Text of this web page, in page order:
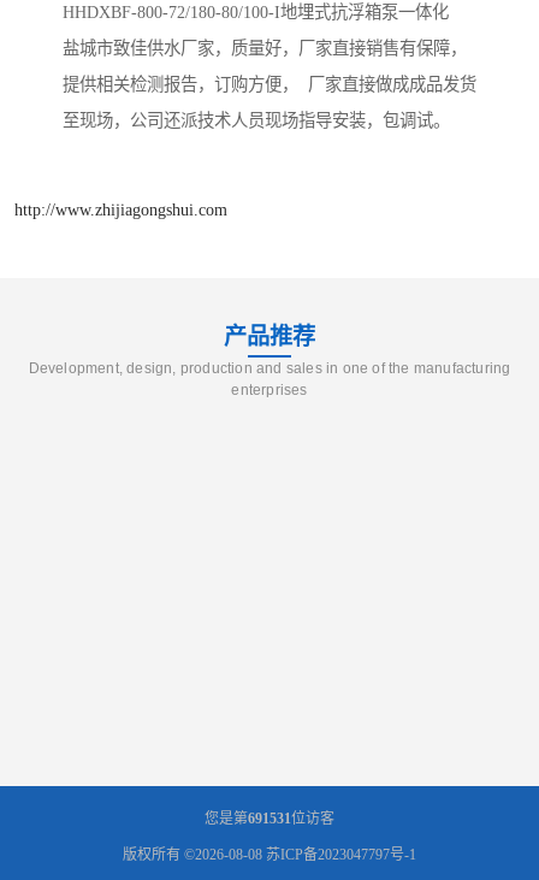
HHDXBF-800-72/180-80/100-I地埋式抗浮箱泵一体化
盐城市致佳供水厂家，质量好，厂家直接销售有保障，
提供相关检测报告，订购方便， 厂家直接做成成品发货
至现场，公司还派技术人员现场指导安装，包调试。
http://www.zhijiagongshui.com
产品推荐
Development, design, production and sales in one of the manufacturing
enterprises
您是第691531位访客
版权所有 ©2026-08-08 苏ICP备2023047797号-1